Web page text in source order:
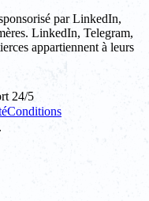
par LinkedIn,
LinkedIn, Telegram,
appartiennent à leurs
24/5
Conditions